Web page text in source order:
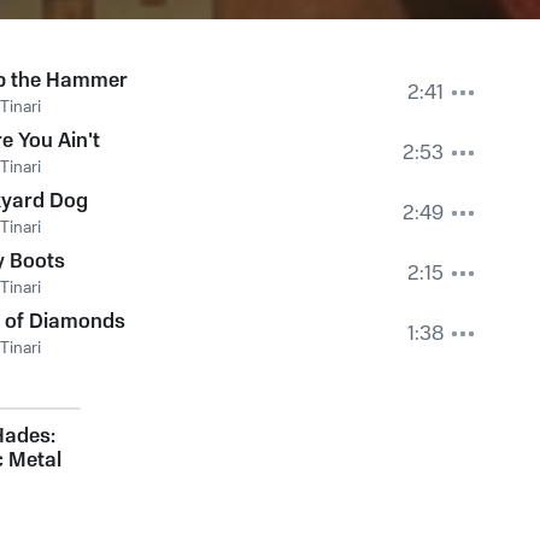
the Hammer
2:41
You Ain't
2:53
Dog
2:49
Boots
2:15
of Diamonds
1:38
Metal